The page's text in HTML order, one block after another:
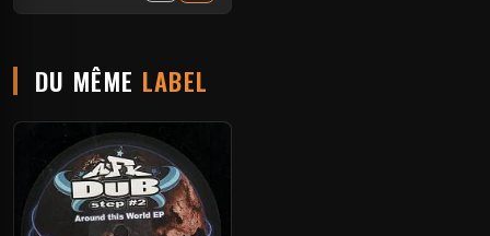
DU MÊME LABEL